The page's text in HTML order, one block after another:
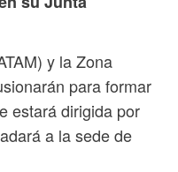
y la Zona
para formar
estará dirigida por
a la sede de